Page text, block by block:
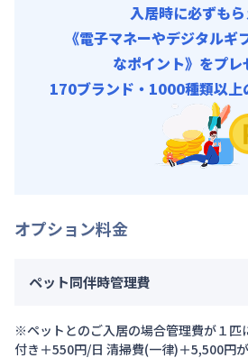
入居時に必ずも
《電子マネーやデジタルギ
なポイント》をプレ
170ブランド・1000種類以上
オプション料金
ペット同伴時管理費
※ペットとのご入居の場合管理費が１匹
付き＋550円/日 清掃費(一律)＋5,500円